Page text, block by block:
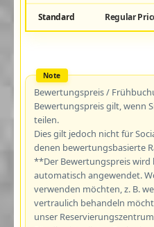
Standard Regular
Bewertungspreis /
Bewertungspreis gilt, wenn
teilen.
Dies gilt jedoch nicht für
denen bewertungsbasierte
**Der Bewertungspreis wird
automatisch angewendet.
verwenden möchten, z. B.
vertraulich behandeln
unser